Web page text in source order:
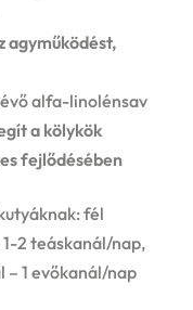
agyműködést,
alfa-linolénsav
a kölykök
fejlődésében
fél
2 teáskanál/nap,
1 evőkanál/nap